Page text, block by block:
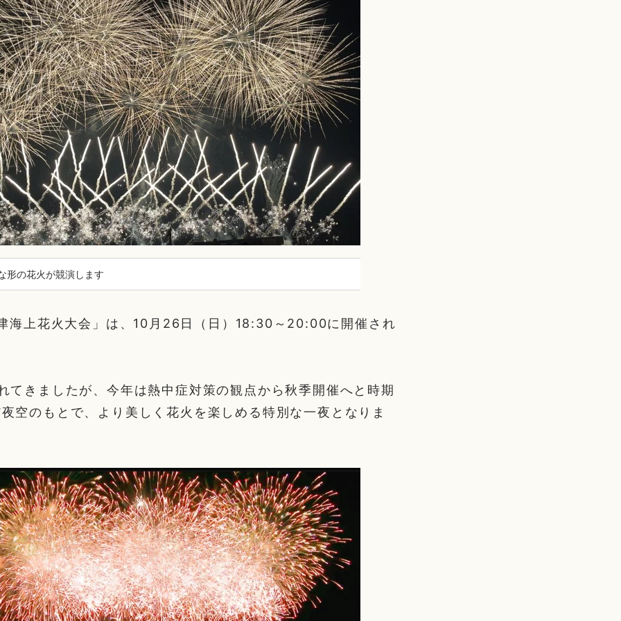
形の花火が競演します
海上花火大会」は、10月26日（日）18:30～20:00に開催され
てきましたが、今年は熱中症対策の観点から秋季開催へと時期
空のもとで、より美しく花火を楽しめる特別な一夜となりま